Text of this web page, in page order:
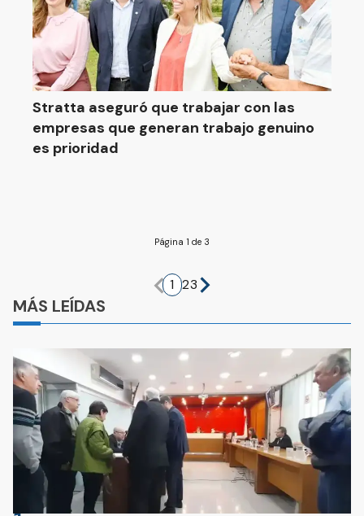
Stratta aseguró que trabajar con las
empresas que generan trabajo genuino
es prioridad
Página 1 de 3
1 23
MÁS LEÍDAS